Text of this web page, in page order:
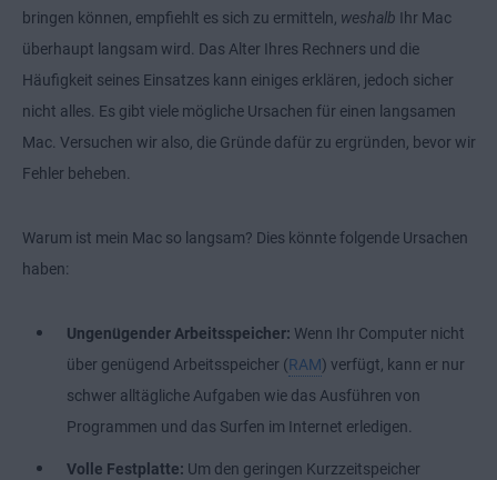
bringen können, empfiehlt es sich zu ermitteln, weshalb Ihr Mac
überhaupt langsam wird. Das Alter Ihres Rechners und die
Häufigkeit seines Einsatzes kann einiges erklären, jedoch sicher
nicht alles. Es gibt viele mögliche Ursachen für einen langsamen
Mac. Versuchen wir also, die Gründe dafür zu ergründen, bevor wir
Fehler beheben.
Warum ist mein Mac so langsam? Dies könnte folgende Ursachen
haben:
Ungenügender Arbeitsspeicher: Wenn Ihr Computer nicht
über genügend Arbeitsspeicher (RAM) verfügt, kann er nur
schwer alltägliche Aufgaben wie das Ausführen von
Programmen und das Surfen im Internet erledigen.
Volle Festplatte: Um den geringen Kurzzeitspeicher